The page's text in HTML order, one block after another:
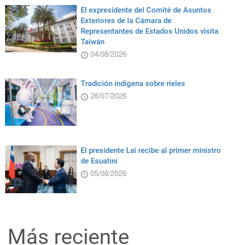
El expresidente del Comité de Asuntos
Exteriores de la Cámara de
Representantes de Estados Unidos visita
Taiwán
04/08/2026
Tradición indígena sobre rieles
28/07/2026
El presidente Lai recibe al primer ministro
de Esuatini
05/08/2026
Más reciente